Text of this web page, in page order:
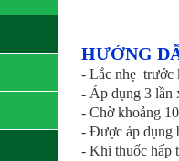
HƯỚNG
- Lắc nhẹ trước
- Áp dụng 3 lần
- Chờ khoảng
- Được áp dụng
- Khi thuốc hấp